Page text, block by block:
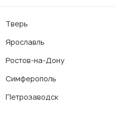
Тверь
Ярославль
Ростов-на-Дону
Симферополь
Петрозаводск